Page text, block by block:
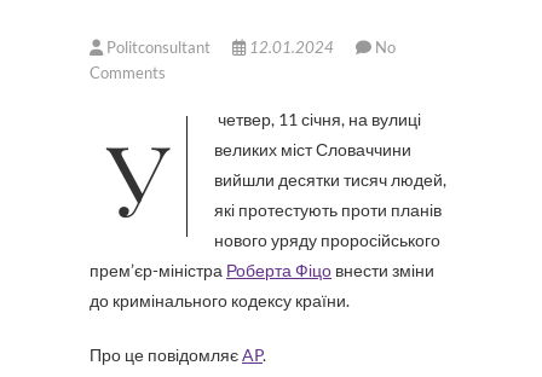
Politconsultant 12.01.2024
No
Comments
У четвер, 11 січня, на вулиці
великих міст Словаччини
вийшли десятки тисяч людей,
які протестують проти планів
нового уряду проросійського
прем’єр-міністра Роберта Фіцо внести зміни
до кримінального кодексу країни.
Про це повідомляєAP.